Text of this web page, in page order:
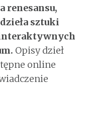
renesansu,
sztuki
Opisy dzieł
online